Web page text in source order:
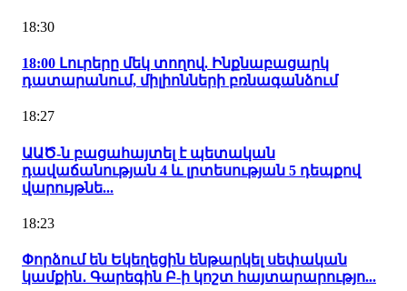
18:30
18:00 Լուրերը մեկ տողով. Ինքնաբացարկ
դատարանում, միլիոնների բռնագանձում
18:27
ԱԱԾ-ն բացահայտել է պետական
դավաճանության 4 և լրտեսության 5 դեպքով
վարույթնե...
18:23
Փորձում են Եկեղեցին ենթարկել սեփական
կամքին․ Գարեգին Բ-ի կոշտ հայտարարությո...